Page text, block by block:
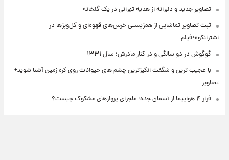
تصاویر جدید و دلبرانه از هدیه تهرانی در یک گلخانه
ثبت تصاویر تماشایی از همزیستی خرس‌های قهوه‌ای و کل‌وبزها در
اشترانکوه+فیلم
گوگوش در دو سالگی و در کنار مادرش؛ سال ۱۳۳۱
با عجیب ترین و شگفت انگیزترین چشم های حیوانات روی کره زمین آشنا شوید+
تصاویر
فرار ۴ هواپیما از آسمان جده؛ ماجرای پروازهای مشکوک چیست؟